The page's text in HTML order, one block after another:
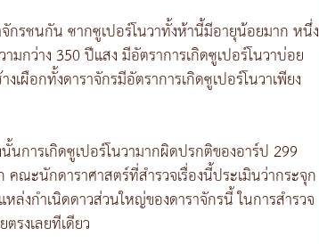
กรชนกัน ซากซูเปอร์โนวาทั้งห้านี้มีอายุน้อยมาก หนึ่ง
กว่าง 350 ปีแสง มีอัตราการเกิดซูเปอร์โนวาบ่อย
ผือกทั้งดาราจักรมีอัตราการเกิดซูเปอร์โนวาเพียง
การเกิดซูเปอร์โนวามากผิดปรกติของอาร์ป 299
ณะนักดาราศาสตร์ที่สำรวจเรื่องนี้ประเมินว่ากระจุก
ล่งกำเนิดดาวส่วนใหญ่ของดาราจักรนี้ ในการสำรวจ
รงเลยทีเดียว